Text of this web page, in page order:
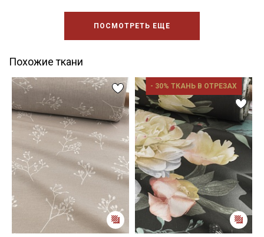
ПОСМОТРЕТЬ ЕЩЕ
Похожие ткани
- 30% ТКАНЬ В ОТРЕЗАХ